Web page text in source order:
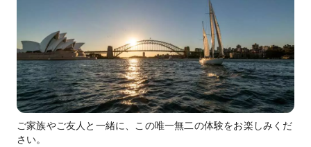
ご家族やご友人と一緒に、この唯一無二の体験をお楽しみくだ
さい。